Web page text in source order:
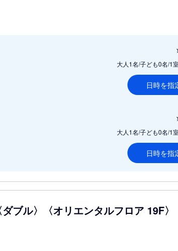
大人1名/子ども0名/1
日時を指
大人1名/子ども0名/1
日時を指
ブル〉〈オリエンタルフロア 19F〉